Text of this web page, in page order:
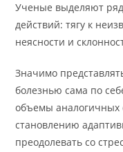
Ученые выделяют
действий: тягу к
неясности и
Значимо
болезнью сама по
объемы
становлению
преодолевать со